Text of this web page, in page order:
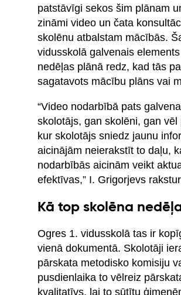
patstāvīgi sekos šim plānam
zināmi video un čata
skolēnu atbalstam mācībās.
vidusskolā galvenais
nedēļas plānā redz, kad tās
sagatavots mācību plāns vai
“Video nodarbībā pats
skolotājs, gan skolēni, gan
kur skolotājs sniedz jaunu
aicinājām neierakstīt to daļu,
nodarbībās aicinām veikt
efektīvas,” I. Grigorjevs
Kā top skolēna
Ogres 1. vidusskolā tas ir
vienā dokumentā. Skolotāji
pārskata metodisko komisiju
pusdienlaika to vēlreiz
kvalitatīvs, lai to sūtītu